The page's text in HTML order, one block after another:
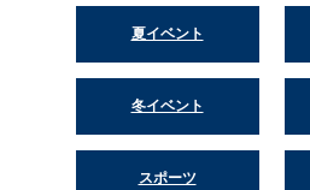
夏イベント
冬イベント
スポーツ